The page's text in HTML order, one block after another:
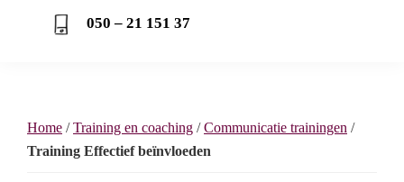
050 – 21 151 37
Home /Training en coaching /Communicatie trainingen /
Training Effectief beïnvloeden